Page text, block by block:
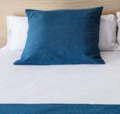
nemokamai